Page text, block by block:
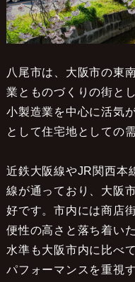
八尾市は、大阪市の東
業とものづくりの街と
小製造業を中心に活気
として住宅地としての
近鉄大阪線やJR関西本
線が通っており、大阪
好です。市内には商店
便性の高さと落ち着い
水準も大阪市内に比べ
パフォーマンスを重視